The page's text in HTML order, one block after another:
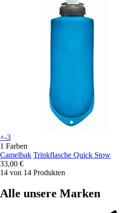
+-3
1 Farben
Camelbak Trinkflasche Quick Stow
33,00 €
14 von 14 Produkten
Alle unsere Marken